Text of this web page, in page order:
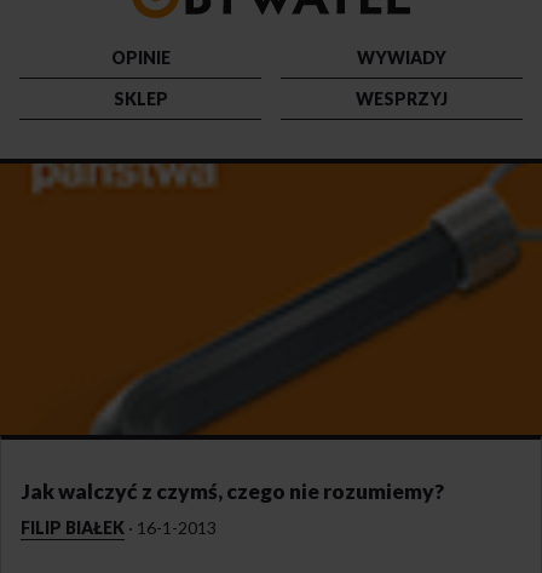
strony
OPINIE
WYWIADY
SKLEP
WESPRZYJ
Jak walczyć z czymś, czego nie rozumiemy?
FILIP BIAŁEK · 16-1-2013